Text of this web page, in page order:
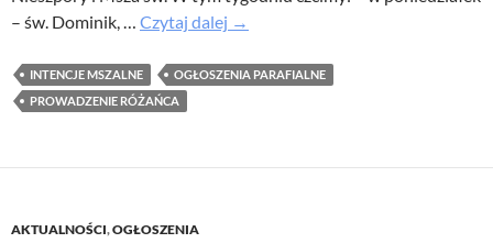
– św. Dominik, … Czytaj dalej Ogłoszenia
07-
→
INTENCJE MSZALNE
OGŁOSZENIA PARAFIALNE
PROWADZENIE RÓŻAŃCA
AKTUALNOŚCI,OGŁOSZENIA